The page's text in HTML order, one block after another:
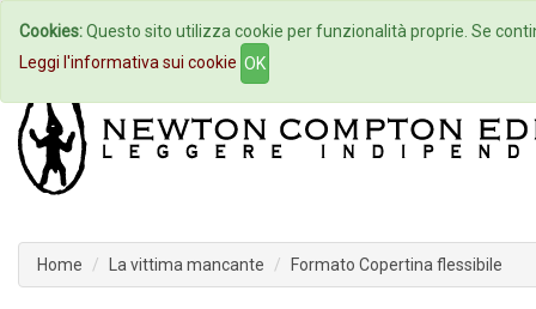
Home Autori Eventi
Home La vittima mancante Formato Copertina flessibile
Cookies:Questo sito utilizza cookie per funzionalità proprie. Se
Leggi l'informativa sui cookie OK